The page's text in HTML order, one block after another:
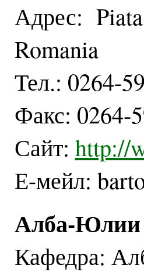
Адрес:
Romania
Тел.: 0264-
Факс: 0264-
Сайт: http://
Е-мейл:
Алба-Юлии
Кафедра: